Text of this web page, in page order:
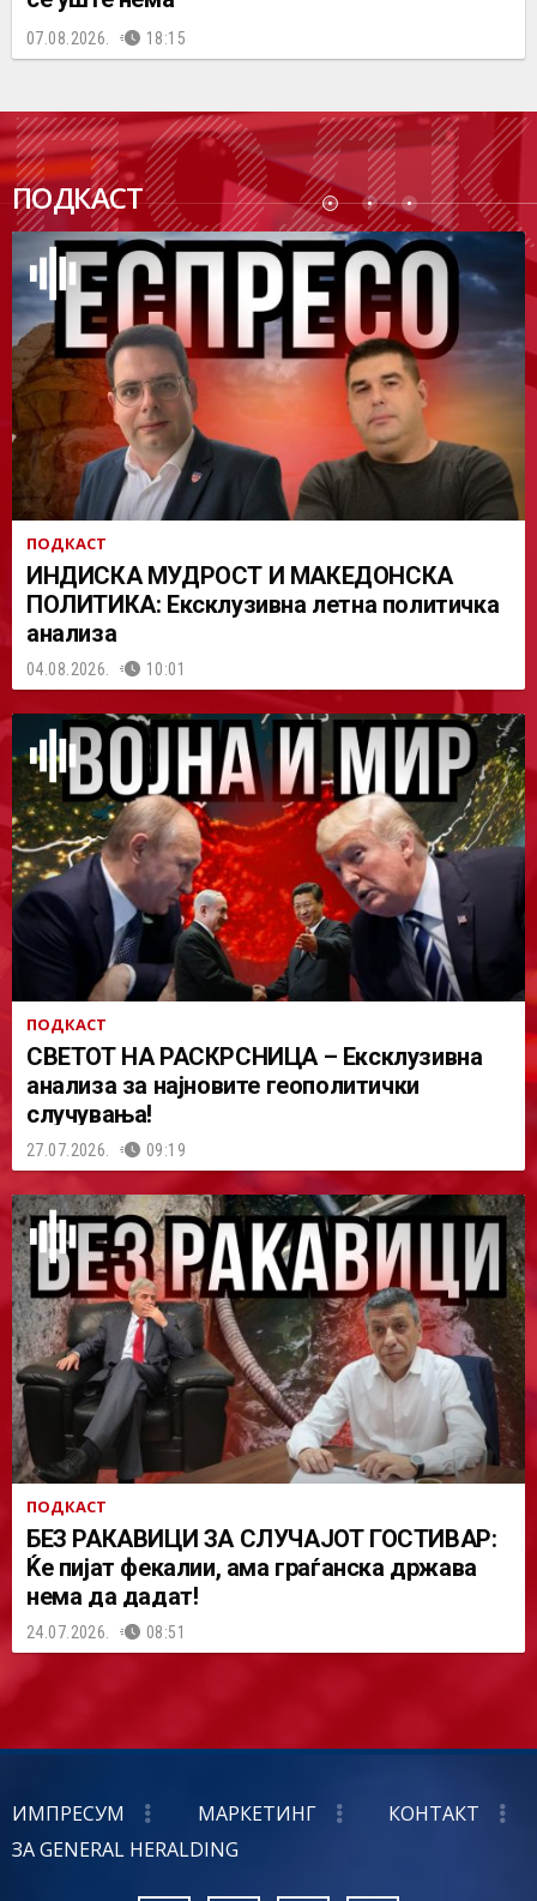
07.08.2026. 18:15
ПОДКАСТ
ПОДК
АСТ
ПОДКАСТ
ИНДИСКА МУДРОСТ И МАКЕДОНСКА
ПОЛИТИКА: Ексклузивна летна политичка
анализа
04.08.2026. 10:01
ПОДКАСТ
СВЕТОТ НА РАСКРСНИЦА – Ексклузивна
анализа за најновите геополитички
случувања!
27.07.2026. 09:19
ПОДКАСТ
БЕЗ РАКАВИЦИ ЗА СЛУЧАЈОТ ГОСТИВАР:
Ќе пијат фекалии, ама граѓанска држава
нема да дадат!
24.07.2026. 08:51
ИМПРЕСУМ МАРКЕТИНГ
КОНТАКТ
ЗА GENERAL HERALDING